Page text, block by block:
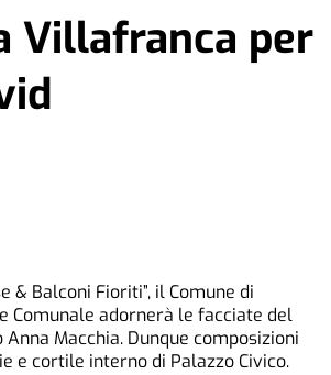
Villafranca per
& Balconi Fioriti”, il Comune di
Comunale adornerà le facciate del
Macchia. Dunque composizioni
e cortile interno di Palazzo Civico.